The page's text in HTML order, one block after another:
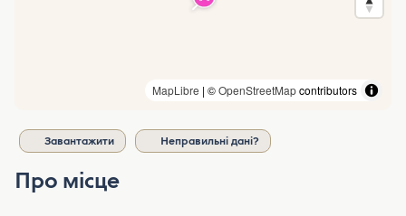
MapLibre | ©OpenStreetMapcontributors
Завантажити Неправильні дані?
Про місце